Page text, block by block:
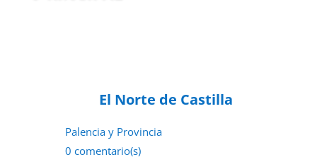
El Norte de Castilla
Palencia y Provincia
0 comentario(s)